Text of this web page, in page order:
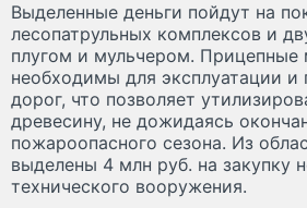
Выделенные деньги пойдут на
лесопатрульных комплексов и
плугом и мульчером. Прицепные
необходимы для эксплуатации и
дорог, что позволяет
древесину, не дожидаясь
пожароопасного сезона. Из
выделены 4 млн руб. на закупку
технического вооружения.